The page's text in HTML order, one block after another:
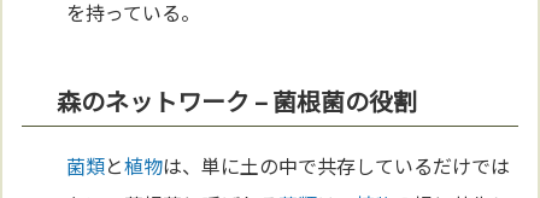
を持っている。
森のネットワーク – 菌根菌の役割
菌類と植物は、単に土の中で共存しているだけでは